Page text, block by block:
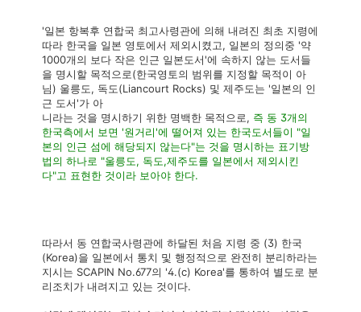
'일본 항복후 연합국 최고사령관에 의해 내려진 최초 지령에
따라 한국을 일본 영토에서 제외시켰고, 일본의 정의중 '약
1000개의 보다 작은 인근 일본도서'에 속하지 않는 도서들
을 명시할 목적으로(한국영토의 범위를 지정할 목적이 아
님) 울릉도, 독도(Liancourt Rocks) 및 제주도는 '일본의 인
근 도서'가 아
니라는 것을 명시하기 위한 명백한 목적으로, 즉 동 3개의
한국측에서 보면 '원거리'에 떨어져 있는 한국도서들이 "일
본의 인근 섬에 해당되지 않는다"는 것을 명시하는 표기방
법의 하나로 "울릉도, 독도,제주도를 일본에서 제외시킨
다"고 표현한 것이라 보아야 한다.
따라서 동 연합국사령관에 하달된 처음 지령 중 (3) 한국
(Korea)을 일본에서 통치 및 행정적으로 완전히 분리하라는
지시는 SCAPIN No.677의 '4.(c) Korea'를 통하여 별도로 분
리조치가 내려지고 있는 것이다.